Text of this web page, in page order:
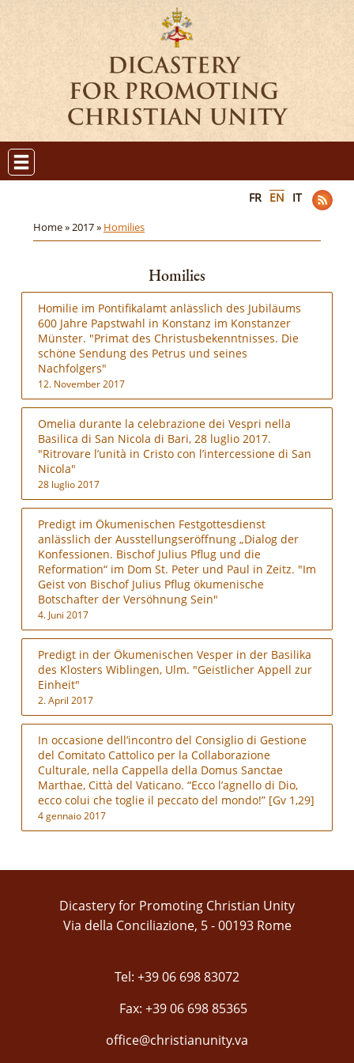
FR EN IT
Home »2017 » Homilies
Homilies
Homilie im Pontifikalamt anlässlich des Jubiläums
600 Jahre Papstwahl in Konstanz im Konstanzer
Münster. "Primat des Christusbekenntnisses. Die
schöne Sendung des Petrus und seines
Nachfolgers"
12. November 2017
Omelia durante la celebrazione dei Vespri nella
Basilica di San Nicola di Bari, 28 luglio 2017.
"Ritrovare l’unità in Cristo con l’intercessione di San
Nicola"
28 luglio 2017
Predigt im Ökumenischen Festgottesdienst
anlässlich der Ausstellungseröffnung „Dialog der
Konfessionen. Bischof Julius Pflug und die
Reformation“ im Dom St. Peter und Paul in Zeitz. "Im
Geist von Bischof Julius Pflug ökumenische
Botschafter der Versöhnung Sein"
4. Juni 2017
Predigt in der Ökumenischen Vesper in der Basilika
des Klosters Wiblingen, Ulm. "Geistlicher Appell zur
Einheit"
2. April 2017
In occasione dell’incontro del Consiglio di Gestione
del Comitato Cattolico per la Collaborazione
Culturale, nella Cappella della Domus Sanctae
Marthae, Città del Vaticano. “Ecco l’agnello di Dio,
ecco colui che toglie il peccato del mondo!” [Gv 1,29]
4 gennaio 2017
Dicastery for Promoting Christian Unity
Via della Conciliazione, 5 - 00193 Rome
Tel: +39 06 698 83072
Fax: +39 06 698 85365
office@christianunity.va